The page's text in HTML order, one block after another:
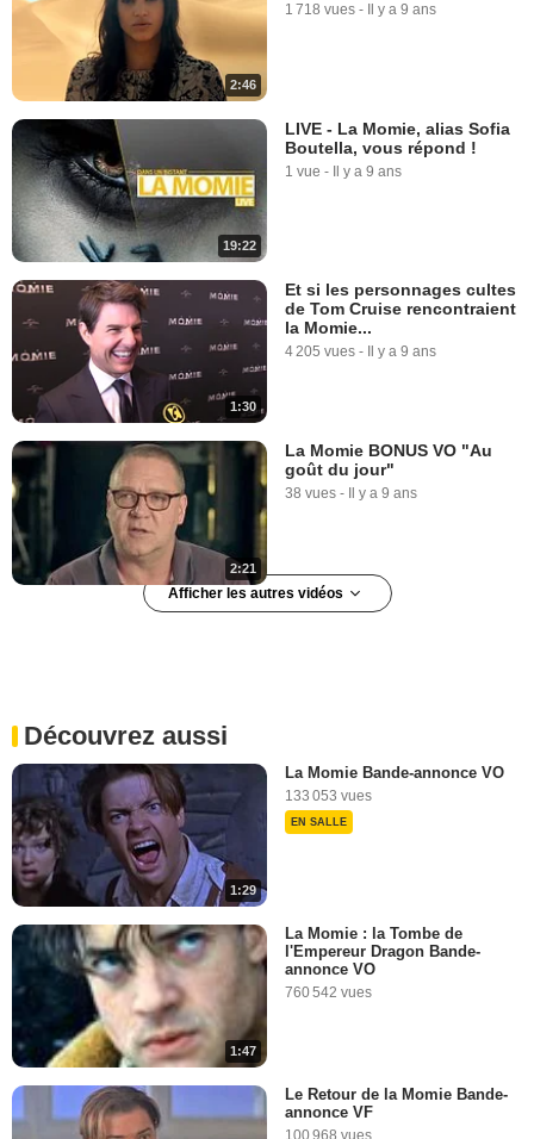
2:46
1 718 vues - Il y a 9 ans
19:22
LIVE - La Momie, alias Sofia
Boutella, vous répond !
1 vue - Il y a 9 ans
1:30
Et si les personnages cultes
de Tom Cruise rencontraient
la Momie...
4 205 vues - Il y a 9 ans
2:21
La Momie BONUS VO "Au
goût du jour"
38 vues - Il y a 9 ans
Afficher les autres vidéos
2:17
2:35
La Momie BONUS VO
"L'action"
0:39
Tom Cruise nous parle de
"Top Gun 2"
La Momie : rencontre avec
Découvrez aussi
1:29
La Momie Bande-annonce VO
133 053 vues
EN SALLE
1:47
La Momie : la Tombe de
l'Empereur Dragon Bande-
annonce VO
760 542 vues
Le Retour de la Momie Bande-
annonce VF
100 968 vues